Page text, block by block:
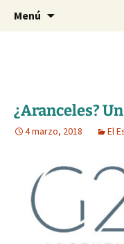
dlacalle.com
Blog de Daniel
Menú
¿Aranceles?
4 marzo, 2018 El